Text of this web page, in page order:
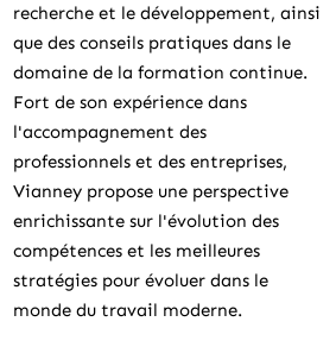
recherche et le développement, ainsi
que des conseils pratiques dans le
domaine de la formation continue.
Fort de son expérience dans
l'accompagnement des
professionnels et des entreprises,
Vianney propose une perspective
enrichissante sur l'évolution des
compétences et les meilleures
stratégies pour évoluer dans le
monde du travail moderne.